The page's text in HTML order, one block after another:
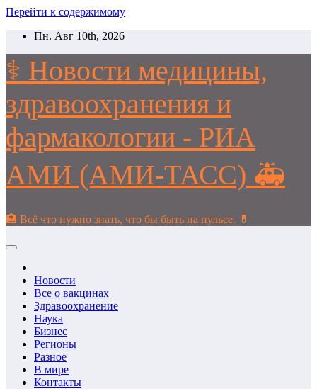
Перейти к содержимому
Пн. Авг 10th, 2026
⚕️ Новости медицины,
здравоохранения и
фармакологии - РИА
АМИ (АМИ-ТАСС) 🚑
🏥 Всё что нужно знать, что бы быть на пульсе. 💊
Новости
Все о вакцинах
Здравоохранение
Наука
Бизнес
Регионы
Разное
В мире
Контакты